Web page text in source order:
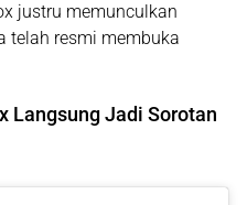
justru memunculkan
telah resmi membuka
Langsung Jadi Sorotan